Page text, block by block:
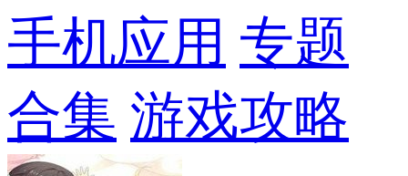
手机应用 专题
合集 游戏攻略